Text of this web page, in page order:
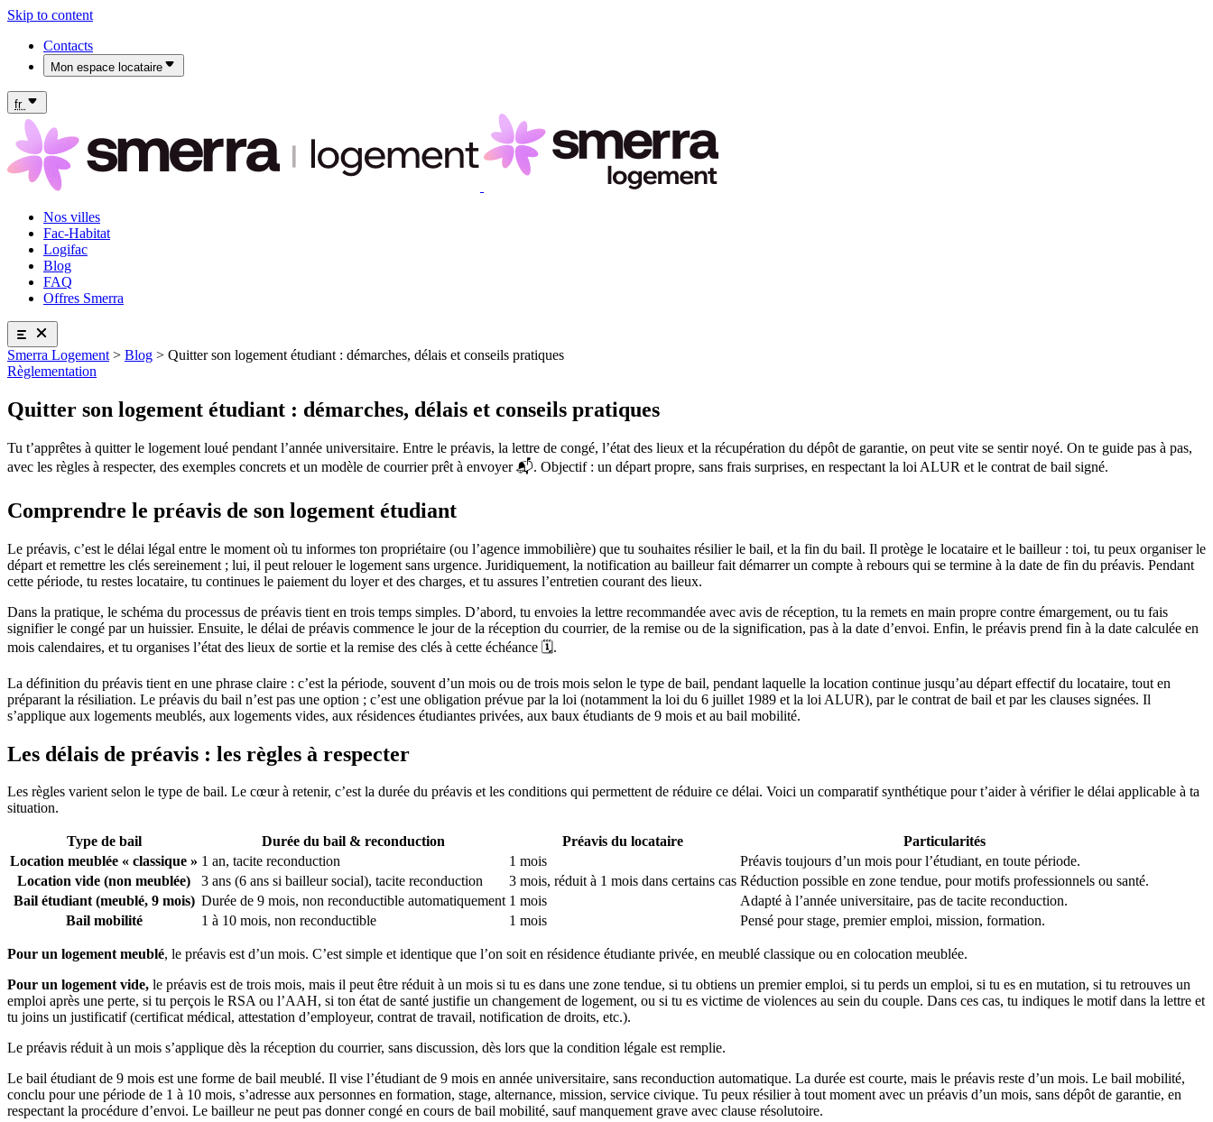
Skip to content
Contacts
Mon espace locataire
fr
Nos villes
Fac-Habitat
Logifac
Blog
FAQ
Offres Smerra
Nos villes
Logifac
Blog
Offres Smerra
Mon espace locataire
Mon espace locataire Fac-Habitat
Mon espace locataire Logifac
fr
Smerra Logement > Blog > Quitter son logement étudiant : démarches, délais et conseils pratiques
Règlementation
Quitter son logement étudiant : démarches, délais et conseils pratiques
Tu t’apprêtes à quitter le logement loué pendant l’année universitaire. Entre le préavis, la lettre de congé, l’état des lieux et la récupération du dépôt de garantie, on peut vite se sentir noyé. On te guide pas à pas,
avec les règles à respecter, des exemples concrets et un modèle de courrier prêt à envoyer 📬. Objectif : un départ propre, sans frais surprises, en respectant la loi ALUR et le contrat de bail signé.
Comprendre le préavis de son logement étudiant
Le préavis, c’est le délai légal entre le moment où tu informes ton propriétaire (ou l’agence immobilière) que tu souhaites résilier le bail, et la fin du bail. Il protège le locataire et le bailleur : toi, tu peux organiser le
départ et remettre les clés sereinement ; lui, il peut relouer le logement sans urgence. Juridiquement, la notification au bailleur fait démarrer un compte à rebours qui se termine à la date de fin du préavis. Pendant
cette période, tu restes locataire, tu continues le paiement du loyer et des charges, et tu assures l’entretien courant des lieux.
Dans la pratique, le schéma du processus de préavis tient en trois temps simples. D’abord, tu envoies la lettre recommandée avec avis de réception, tu la remets en main propre contre émargement, ou tu fais
signifier le congé par un huissier. Ensuite, le délai de préavis commence le jour de la réception du courrier, de la remise ou de la signification, pas à la date d’envoi. Enfin, le préavis prend fin à la date calculée en
mois calendaires, et tu organises l’état des lieux de sortie et la remise des clés à cette échéance 🗓️.
La définition du préavis tient en une phrase claire : c’est la période, souvent d’un mois ou de trois mois selon le type de bail, pendant laquelle la location continue jusqu’au départ effectif du locataire, tout en
préparant la résiliation. Le préavis du bail n’est pas une option ; c’est une obligation prévue par la loi (notamment la loi du 6 juillet 1989 et la loi ALUR), par le contrat de bail et par les clauses signées. Il
s’applique aux logements meublés, aux logements vides, aux résidences étudiantes privées, aux baux étudiants de 9 mois et au bail mobilité.
Les délais de préavis : les règles à respecter
Les règles varient selon le type de bail. Le cœur à retenir, c’est la durée du préavis et les conditions qui permettent de réduire ce délai. Voici un comparatif synthétique pour t’aider à vérifier le délai applicable à ta
situation.
Type de bail Durée du bail & reconduction Préavis du locataire
Particularités
Location meublée « classique » 1 an, tacite reconduction 1 mois
Préavis toujours d’un mois pour l’étudiant, en toute période.
Location vide (non meublée)
3 ans (6 ans si bailleur social), tacite reconduction 3 mois, réduit à 1 mois dans certains cas Réduction possible en zone tendue, pour motifs professionnels ou santé.
Bail étudiant (meublé, 9 mois) Durée de 9 mois, non reconductible automatiquement 1 mois
Adapté à l’année universitaire, pas de tacite reconduction.
Bail mobilité
1 à 10 mois, non reconductible 1 mois Pensé pour stage, premier emploi, mission, formation.
Pour un logement meublé, le préavis est d’un mois. C’est simple et identique que l’on soit en résidence étudiante privée, en meublé classique ou en colocation meublée.
Pour un logement vide, le préavis est de trois mois, mais il peut être réduit à un mois si tu es dans une zone tendue, si tu obtiens un premier emploi, si tu perds un emploi, si tu es en mutation, si tu retrouves un
emploi après une perte, si tu perçois le RSA ou l’AAH, si ton état de santé justifie un changement de logement, ou si tu es victime de violences au sein du couple. Dans ces cas, tu indiques le motif dans la lettre et
tu joins un justificatif (certificat médical, attestation d’employeur, contrat de travail, notification de droits, etc.).
Le préavis réduit à un mois s’applique dès la réception du courrier, sans discussion, dès lors que la condition légale est remplie.
Le bail étudiant de 9 mois est une forme de bail meublé. Il vise l’étudiant de 9 mois en année universitaire, sans reconduction automatique. La durée est courte, mais le préavis reste d’un mois. Le bail mobilité,
conclu pour une période de 1 à 10 mois, s’adresse aux personnes en formation, stage, alternance, mission, service civique. Tu peux résilier à tout moment avec un préavis d’un mois, sans dépôt de garantie, en
respectant la procédure d’envoi. Le bailleur ne peut pas donner congé en cours de bail mobilité, sauf manquement grave avec clause résolutoire.